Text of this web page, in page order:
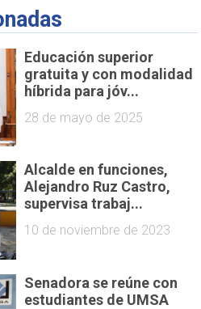
Educación superior
gratuita y con modalidad
híbrida para jóv...
28 de mayo de 2025
Alcalde en funciones,
Alejandro Ruz Castro,
supervisa trabaj...
10 de noviembre de 2023
Senadora se reúne con
estudiantes de UMSA